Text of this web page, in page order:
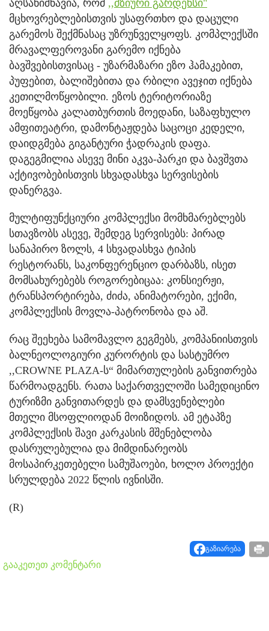
აღსანიშნავია, რომ ,,მზიური გარდენსი"
მცხოვრებლებისთვის უსაფრთხო და დაცული
გარემოს შექმნასაც უზრუნველყოფს. კომპლექსში
მრავალფეროვანი გარემო იქნება
ბავშვებისთვისაც - უზარმაზარი ეზო ჰამაკებით,
პუფებით, ბალიშებითა და რბილი ავეჯით იქნება
კეთილმოწყობილი. ეზოს ტერიტორიაზე
მოეწყობა კალათბურთის მოედანი, საზაფხულო
ამფითეატრი, დამონტაჟდება საცოცი კედელი,
დაიდგმება გიგანტური ჭადრაკის დაფა.
დაგეგმილია ასევე მინი აკვა-პარკი და ბავშვთა
აქტივობებისთვის სხვადასხვა სერვისების
დანერგვა.
მულტიფუნქციური კომპლექსი მომხმარებლებს
სთავზობს ასევე, შემდეგ სერვისებს: პირად
სანაპირო ზოლს, 4 სხვადასხვა ტიპის
რესტორანს, საკონფერენციო დარბაზს, ისეთ
მომსახურებებს როგორებიცაა: კონსიერჟი,
ტრანსპორტირება, ძიძა, ანიმატორები, ექიმი,
კომპლექსის მოვლა-პატრონობა და აშ.
რაც შეეხება სამომავლო გეგმებს, კომპანიისთვის
ბალნეოლოგიური კურორტის და სასტუმრო
,,CROWNE PLAZA-ს“ მიმართულების განვითრება
წარმოადგენს. რათა საქართველოში სამედიცინო
ტურიზმი განვითარდეს და დამსვენებლები
მთელი მსოფლიოდან მოიზიდოს. ამ ეტაპზე
კომპლექსის შავი კარკასის მშენებლობა
დასრულებულია და მიმდინარეობს
მოსაპირკეთებელი სამუშაოები, ხოლო პროექტი
სრულდება 2022 წლის ივნისში.
(R)
გაზიარება
გააკეთეთ კომენტარი